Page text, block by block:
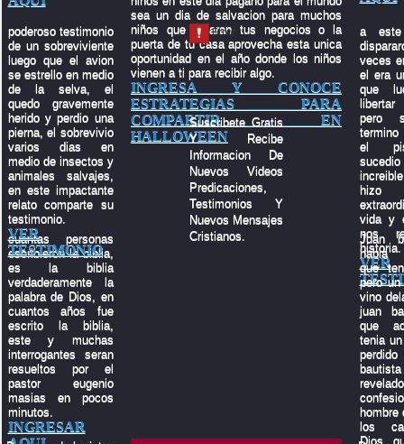
sea un dia de salvacion para muchos
niños que tocaran tus negocios o la
puerta de tu casa aprovecha esta unica
oportunidad en el año donde los niños
vienen a ti para recibir algo.
INGRESA Y CONOCE
ESTRATEGIAS PARA
COMPARTIR EN
HALLOWEEN
poderoso testimonio
de un sobreviviente
luego que el avion
se estrello en medio
de la selva, el
quedo gravemente
herido y perdio una
pierna, el sobrevivio
varios dias en
medio de insectos y
animales salvajes,
en este impactante
relato comparte su
testimonio.
VER
TESTIMONIO
cuantas personas
escribieron la biblia,
es la biblia
verdaderamente la
palabra de Dios, en
cuantos años fue
escrito la biblia,
este y muchas
interrogantes seran
resueltos por el
pastor eugenio
masias en pocos
minutos.
INGRESAR
Suscribete Gratis
Y Recibe
Informacion De
Nuevos Videos
Predicaciones,
Testimonios Y
Nuevos Mensajes
Cristianos.
a
veces
el era
que
pero
el
vida y
nos
historia.
VER
Juan
habia
que
pero
vino
juan
que
tenia
hombre
los
Dios